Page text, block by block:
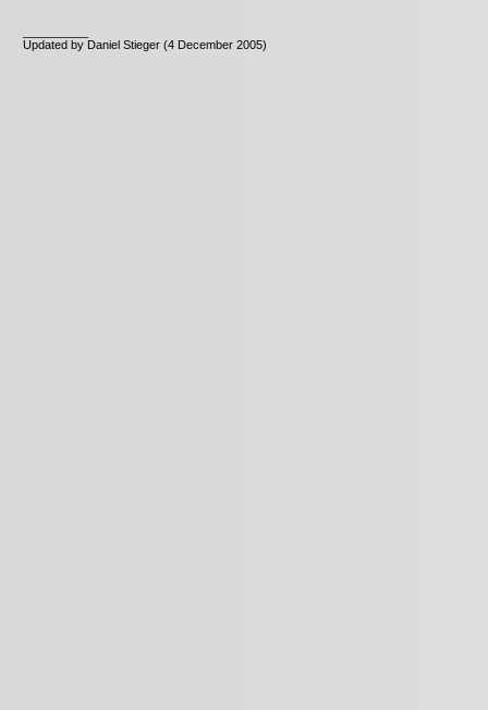
Updated by Daniel Stieger (4 December 2005)